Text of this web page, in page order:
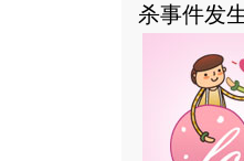
杀事件发